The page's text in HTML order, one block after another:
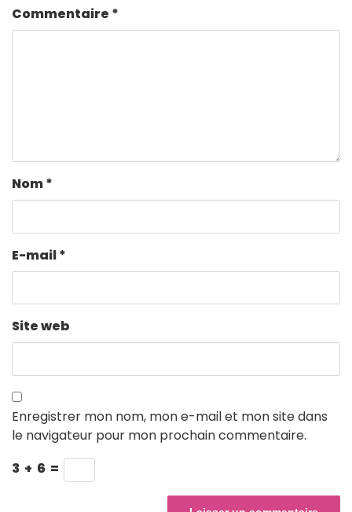
Commentaire *
Nom*
E-mail*
Site web
Enregistrer mon nom, mon e-mail et mon site dans
le navigateur pour mon prochain commentaire.
3 + 6 =